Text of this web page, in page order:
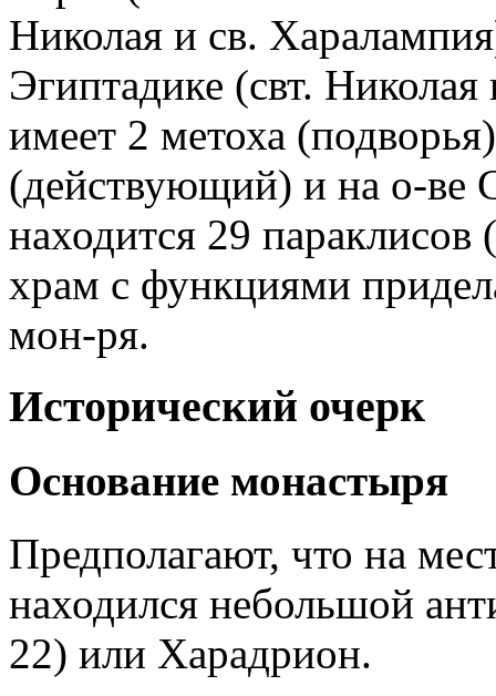
Николая и св.
Эгиптадике (свт.
имеет 2 метоха
(действующий) и на о-ве
находится 29
храм с функциями
мон-ря.
Исторический очерк
Основание монастыря
Предполагают, что на
находился небольшой
22) или Харадрион.